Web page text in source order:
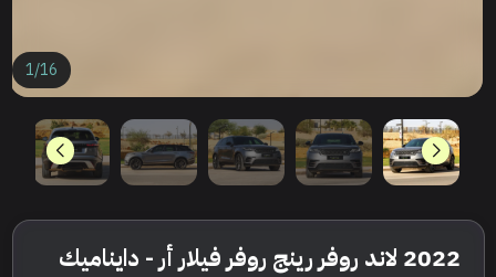
1/16
2022 لاند روفر رينج روفر فيلار أر - دايناميك